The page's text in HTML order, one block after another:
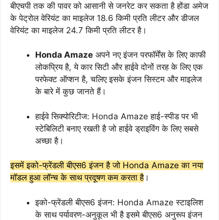
बीएचपी तक की पावर को आसानी से जनरेट कर सकता है होंडा अमेज
के पेट्रोल वेरियंट का माइलेज 18.6 किमी प्रति लीटर और डीजल
वेरियंट का माइलेज 24.7 किमी प्रति लीटर है।
Honda Amaze अपने नए इंजन परफॉर्मेंस के लिए काफी
लोकप्रिय है, ये कार सिटी और हाईवे दोनों तरह के लिए एक
परफेक्ट ऑप्शन है, चलिए इसके इंजन सिस्टम और माइलेज
के बारे में कुछ जानते हैं।
हाईवे सिक्योरिटीज: Honda Amaze हाई-स्पीड पर भी
स्टेबिलिटी बनाए रखती है जो हाईवे ड्राइविंग के लिए सबसे
अच्छा है।
इसमें इको-फ्रेंडली बीएस6 इंजन है जो Honda Amaze का नया
मॉडल हुआ लॉन्च के साथ प्रदूषण कम करता है।
इको-फ्रेंडली बीएस6 इंजन: Honda Amaze स्टाइलिश
के साथ पर्यावरण-अनुकूल भी है इसमे बीएस6 अनुरूप इंजन